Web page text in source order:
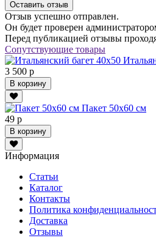
Оставить отзыв
Отзыв успешно отправлен.
Он будет проверен
Перед публикацией отзывы
Сопутствующие товары
3 500 р
В корзину
Пакет 50х60 см
49 р
В корзину
Информация
Статьи
Каталог
Контакты
Политика
Доставка
Отзывы